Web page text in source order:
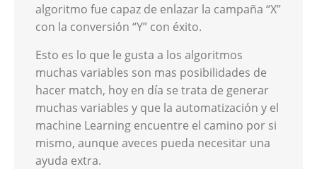
algoritmo fue capaz de enlazar la campaña “X”
con la conversión “Y” con éxito.
Esto es lo que le gusta a los algoritmos
muchas variables son mas posibilidades de
hacer match, hoy en día se trata de generar
muchas variables y que la automatización y el
machine Learning encuentre el camino por si
mismo, aunque aveces pueda necesitar una
ayuda extra.